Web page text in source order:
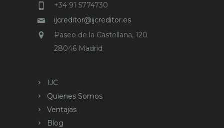
+34 91 5774730
ijcreditor@ijcreditor.es
Paseo de la Castellana, 120
28046 Madrid
IJC
Quienes Somos
Ventajas
Blog